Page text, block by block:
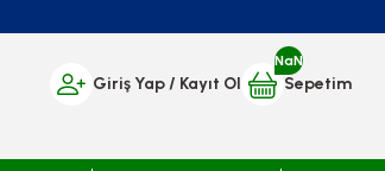
Giriş Yap/ Kayıt Ol
NaN
Sepetim